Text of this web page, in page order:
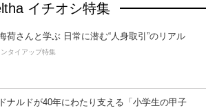
イチオシ特集
荷さんと学ぶ 日常に潜む“人身取引”のリアル
タイアップ特集
ナルドが40年にわたり支える「小学生の甲子